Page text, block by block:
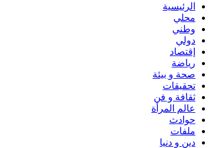
الرئيسية
محلي
وطني
دولي
إقتصاد
رياضة
صحة و بيئة
تحقيقات
ثقافة و فن
عالم المرأة
حوادث
ملفات
دين و دنيا